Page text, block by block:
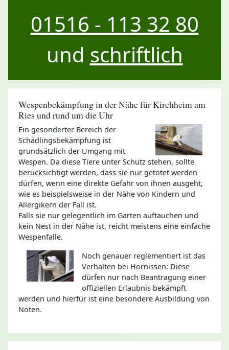
01516 - 113 32 80
und schriftlich
Wespenbekämpfung in der Nähe für Kirchheim am
Ries und rund um die Uhr
Ein gesonderter Bereich der
Schädlingsbekämpfung ist
grundsätzlich der Umgang mit
Wespen. Da diese Tiere unter Schutz stehen, sollte
berücksichtigt werden, dass sie nur getötet werden
dürfen, wenn eine direkte Gefahr von ihnen ausgeht,
wie es beispielsweise in der Nähe von Kindern und
Allergikern der Fall ist.
Falls sie nur gelegentlich im Garten auftauchen und
kein Nest in der Nähe ist, reicht meistens eine einfache
Wespenfalle.
Noch genauer reglementiert ist das
Verhalten bei Hornissen: Diese
dürfen nur nach Beantragung einer
offiziellen Erlaubnis bekämpft
werden und hierfür ist eine besondere Ausbildung von
Nöten.